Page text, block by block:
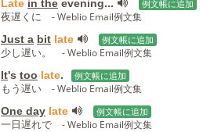
Late in the evening... 例文帳に追加
夜遅くに - Weblio Email例文集
Just a bit late 例文帳に追加
少し遅い。 - Weblio Email例文集
It's too late. 例文帳に追加
もう遅い - Weblio Email例文集
One day late 例文帳に追加
一日遅れで - Weblio Email例文集